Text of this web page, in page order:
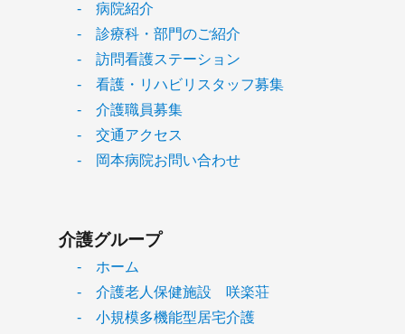
- 病院紹介
- 診療科・部門のご紹介
- 訪問看護ステーション
- 看護・リハビリスタッフ募集
- 介護職員募集
- 交通アクセス
- 岡本病院お問い合わせ
介護グループ
- ホーム
- 介護老人保健施設 咲楽荘
- 小規模多機能型居宅介護